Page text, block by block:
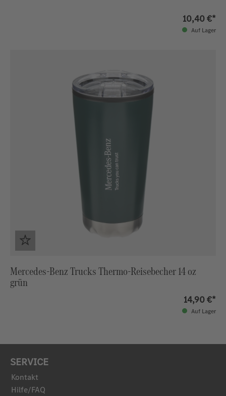
10,40 €*
Auf Lager
Mercedes-Benz Trucks Thermo-Reisebecher 14 oz
grün
14,90 €*
Auf Lager
SERVICE
Kontakt
Hilfe/FAQ